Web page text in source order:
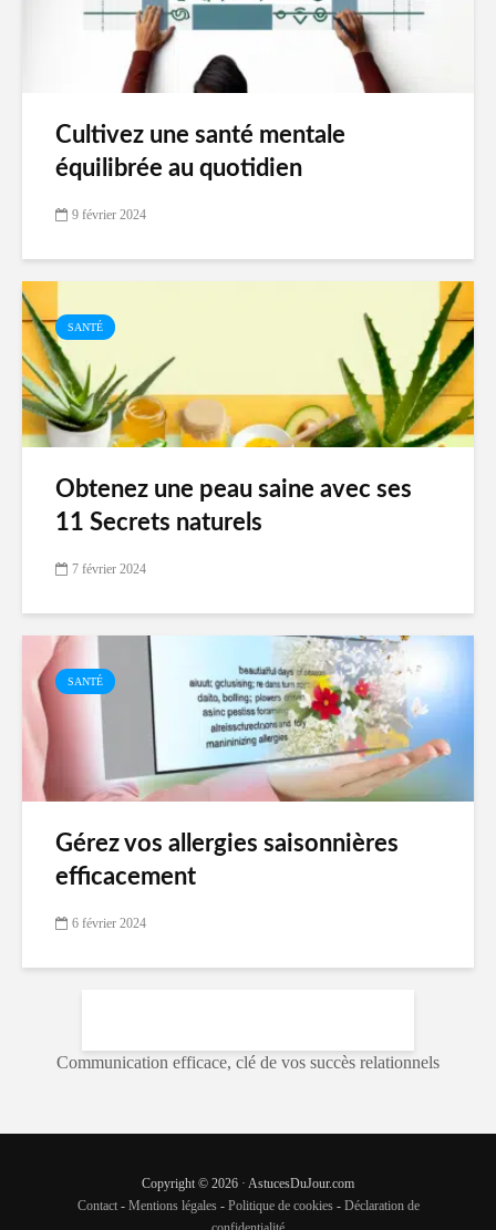
Cultivez une santé mentale
équilibrée au quotidien
9 février 2024
SANTÉ
Obtenez une peau saine avec ses
11 Secrets naturels
7 février 2024
SANTÉ
Gérez vos allergies saisonnières
efficacement
6 février 2024
Communication efficace, clé de vos succès relationnels
Copyright © 2026 · AstucesDuJour.com
Contact- Mentions légales- Politique de cookies- Déclaration de